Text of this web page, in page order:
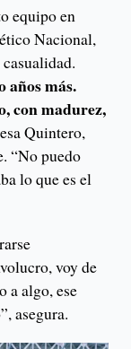
equipo en
Nacional,
años más.
con madurez,
Quintero,
“No puedo
lo que es el
voy de
a algo, ese
asegura.